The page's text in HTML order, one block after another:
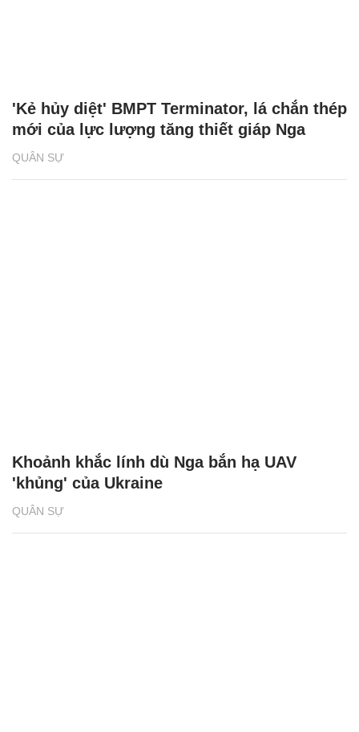
QUÂN SỰ
'Kẻ hủy diệt' BMPT Terminator, lá chắn thép
mới của lực lượng tăng thiết giáp Nga
QUÂN SỰ
Khoảnh khắc lính dù Nga bắn hạ UAV
'khủng' của Ukraine